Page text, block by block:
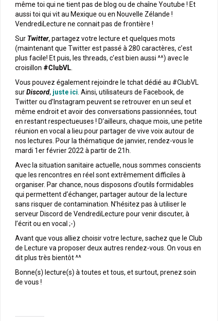
même toi qui ne tient pas de blog ou de chaîne Youtube ! Et
aussi toi qui vit au Mexique ou en Nouvelle Zélande !
VendrediLecture ne connait pas de frontière !
Sur Twitter, partagez votre lecture et quelques mots
(maintenant que Twitter est passé à 280 caractères, c’est
plus facile! Et puis, les threads, c’est bien aussi ^^) avec le
croisillon #ClubVL
Vous pouvez également rejoindre le tchat dédié au #ClubVL
surDiscord, juste ici . Ainsi, utilisateurs de Facebook, de
Twitter ou d’Instagram peuvent se retrouver en un seul et
même endroit et avoir des conversations passionnées, tout
en restant respectueuses ! D’ailleurs, chaque mois, une petite
réunion en vocal a lieu pour partager de vive voix autour de
nos lectures. Pour la thématique de janvier, rendez-vous le
mardi 1er février 2022 à partir de 21h.
Avec la situation sanitaire actuelle, nous sommes conscients
que les rencontres en réel sont extrêmement difficiles à
organiser. Par chance, nous disposons d’outils formidables
qui permettent d’échanger, partager autour de la lecture
sans risquer de contamination. N’hésitez pas à utiliser le
serveur Discord de VendrediLecture pour venir discuter, à
l’écrit ou en vocal ;-)
Avant que vous alliez choisir votre lecture, sachez que le Club
de Lecture va proposer deux autres rendez-vous. On vous en
dit plus très bientôt ^^
Bonne(s) lecture(s) à toutes et tous, et surtout, prenez soin
de vous !